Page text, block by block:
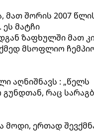
მათ შორის 2007
მატჩი
ზაფხულში მათ
მსოფლიო
აღნიშნავს : „წელს
გუნდთან, რაც
მოდი, ერთად